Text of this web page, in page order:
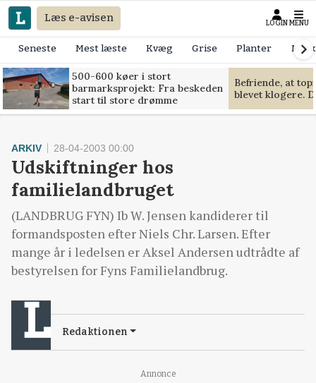
Læs e-avisen LOGIN MENU
Seneste Mest læste Kvæg Grise Planter
500-600 køer i stort
barmarksprojekt: Fra beskeden
start til store drømme
Befriende, at
blevet klogere.
Annonce
ARKIV 28-04-2003 00:00
Udskiftninger hos
familielandbruget
(LANDBRUG FYN) Ib W. Jensen kandiderer til
formandsposten efter Niels Chr. Larsen. Efter
mange år i ledelsen er Aksel Andersen udtrådte af
bestyrelsen for Fyns Familielandbrug.
Redaktionen